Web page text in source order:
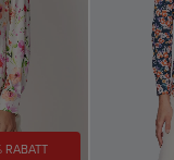
RABATT